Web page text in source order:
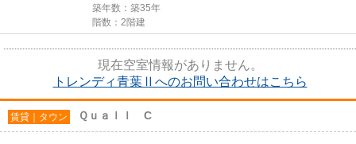
築年数：築35年
階数：2階建
現在空室情報がありません。
トレンディ青葉Ⅱへのお問い合わせはこちら
賃貸｜タウン Ｑｕａｌｌ C